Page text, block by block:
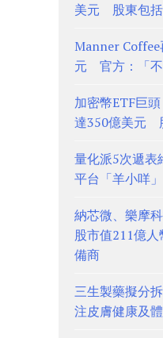
美元 股東包
Manner
元 官方：「不
加密幣ETF巨
達350億美元
量化派5次遞表
平台「羊小咩
納芯微、樂摩
股市值211億
備商
三生製藥擬分
注皮膚健康及